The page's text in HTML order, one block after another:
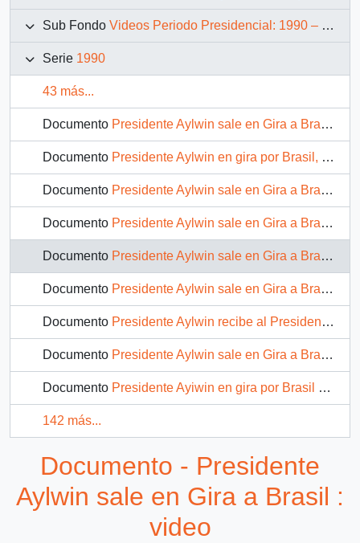
Sub Fondo Videos Periodo Presidencial: 1990 – 1994
Serie 1990
43 más...
Documento Presidente Aylwin sale en Gira a Brasil, conferencia de prensa : video
Documento Presidente Aylwin en gira por Brasil, ofrece discurso : video
Documento Presidente Aylwin sale en Gira a Brasil : video
Documento Presidente Aylwin sale en Gira a Brasil, ofrece discurso en Universidad de Brasilia: video
Documento Presidente Aylwin sale en Gira a Brasil : video
Documento Presidente Aylwin sale en Gira a Brasil, ofrece entrevista : video
Documento Presidente Aylwin recibe al Presidente del Parlamento Europeo en visita oficial a Chile: video
Documento Presidente Aylwin sale en Gira a Brasil, discurso y brindis junto a Presidente de Brasil Fernando Collor de Mello : video
Documento Presidente Ayiwin en gira por Brasil es recibido por el Presidente Fernando Collor de Mello: video
142 más...
Documento - Presidente
Aylwin sale en Gira a Brasil :
video